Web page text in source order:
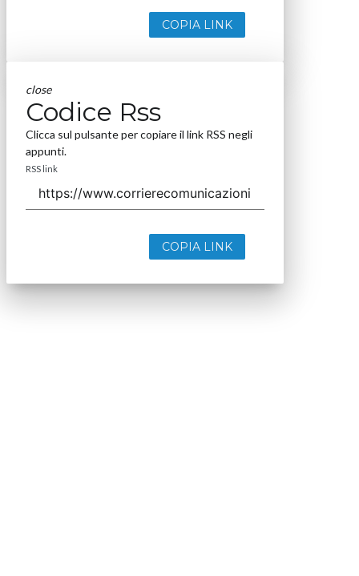
COPIA LINK
close
Codice Rss
Clicca sul pulsante per copiare il link RSS negli
appunti.
RSS link
COPIA LINK